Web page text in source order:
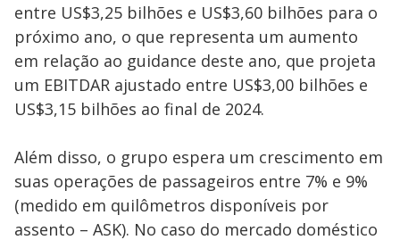
entre US$3,25 bilhões e US$3,60 bilhões para o
próximo ano, o que representa um aumento
em relação ao guidance deste ano, que projeta
um EBITDAR ajustado entre US$3,00 bilhões e
US$3,15 bilhões ao final de 2024.
Além disso, o grupo espera um crescimento em
suas operações de passageiros entre 7% e 9%
(medido em quilômetros disponíveis por
assento – ASK). No caso do mercado doméstico